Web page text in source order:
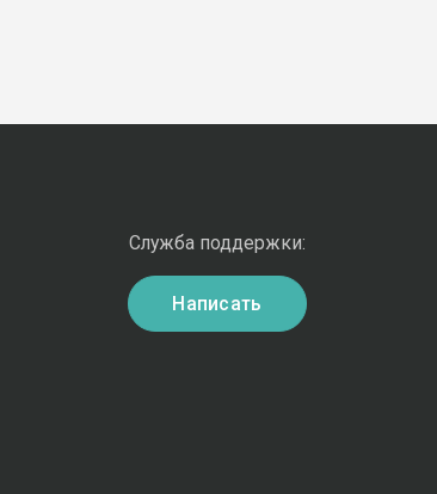
Служба поддержки:
Написать